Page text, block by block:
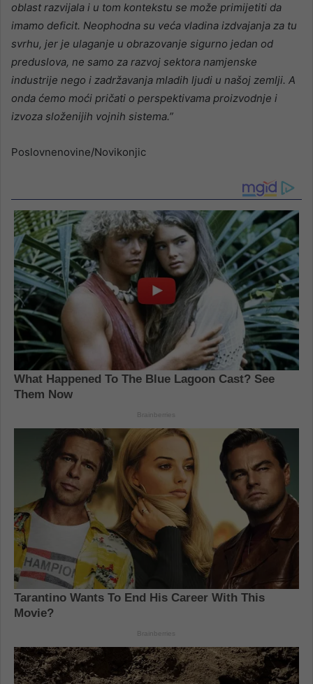
oblast razvijala i u tom kontekstu se može primijetiti da
imamo deficit. Neophodna su veća vladina izdvajanja za tu
svrhu, jer je ulaganje u obrazovanje sigurno jedan od
preduslova, ne samo za razvoj sektora namjenske
industrije nego i zadržavanja mladih ljudi u našoj zemlji. A
onda ćemo moći pričati o perspektivama proizvodnje i
izvoza složenijih vojnih sistema.”
Poslovnenovine/Novikonjic